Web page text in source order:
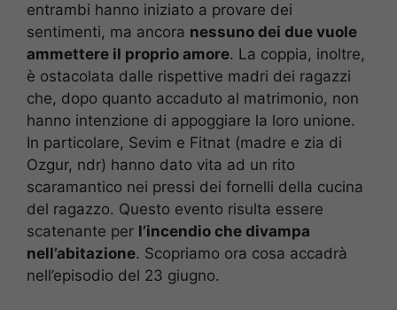
entrambi hanno iniziato a provare dei
sentimenti, ma ancora nessuno dei due vuole
ammettere il proprio amore. La coppia, inoltre,
è ostacolata dalle rispettive madri dei ragazzi
che, dopo quanto accaduto al matrimonio, non
hanno intenzione di appoggiare la loro unione.
In particolare, Sevim e Fitnat (madre e zia di
Ozgur, ndr) hanno dato vita ad un rito
scaramantico nei pressi dei fornelli della cucina
del ragazzo. Questo evento risulta essere
scatenante per l’incendio che divampa
nell’abitazione. Scopriamo ora cosa accadrà
nell’episodio del 23 giugno.